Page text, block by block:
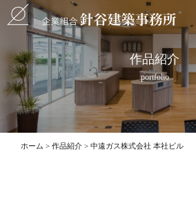
作品紹介
portfolio
ホーム 作品紹介 中遠ガス株式会社 本社ビル